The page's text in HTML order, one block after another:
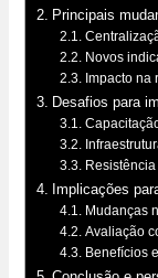
Principais
Novos
Impacto na
Desafios para
Implicações
Mudanças
Avaliação
Benefícios